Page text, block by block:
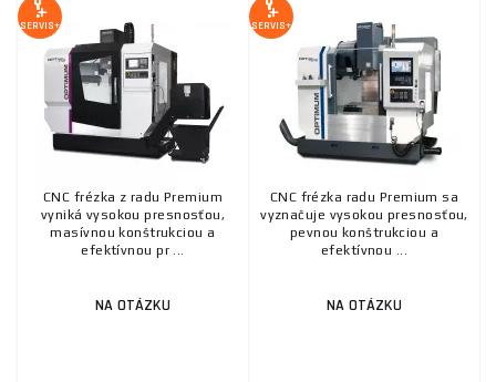
bohatými vlastnosťami, z ktorých si určite vyberie každý. Pre
CNC frézky zakúpené u nás ponúkame aj príslušenstvo. Stačí
si iba vybrať. O radu pri výbere, kúpe či platbe nás neváhajte
kontaktovať, radi Vám pomôžeme.
SERVIS+
CNC frézka z radu Premium
vyniká vysokou presnosťou,
masívnou konštrukciou a
efektívnou pr ...
NA OTÁZKU
SERVIS+
CNC frézka radu Premium sa
vyznačuje vysokou presnosťou,
pevnou konštrukciou a
efektívnou ...
NA OTÁZKU